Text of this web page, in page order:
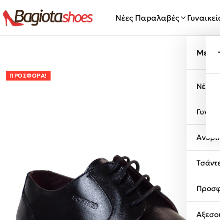
Νέες Παραλαβές
Νέες
ΠΡΟΣΦΟΡΆ!